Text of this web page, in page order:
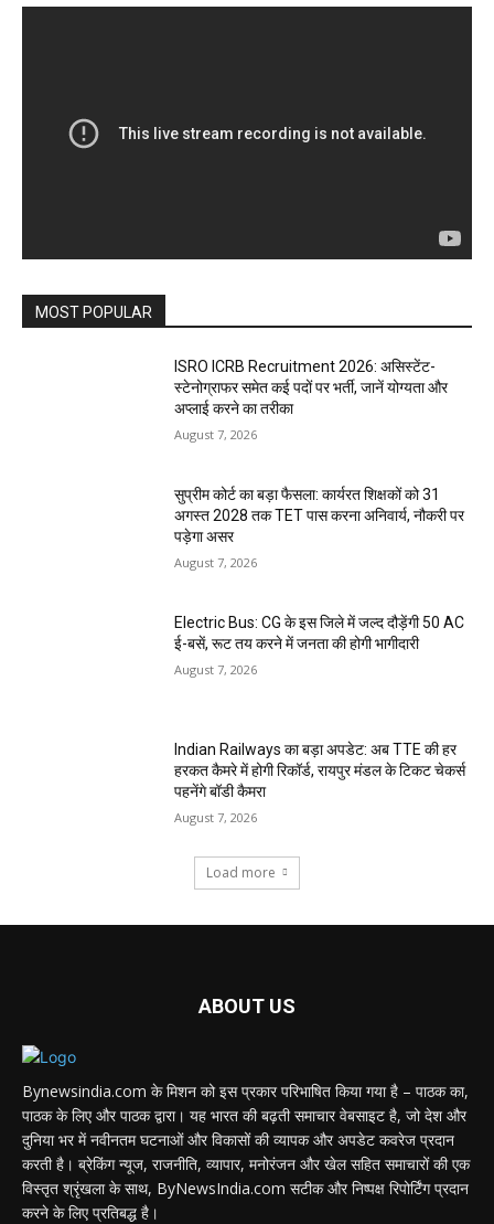
MOST POPULAR
ISRO ICRB Recruitment 2026: असिस्टेंट-
स्टेनोग्राफर समेत कई पदों पर भर्ती, जानें योग्यता और
अप्लाई करने का तरीका
August 7, 2026
सुप्रीम कोर्ट का बड़ा फैसला: कार्यरत शिक्षकों को 31
अगस्त 2028 तक TET पास करना अनिवार्य, नौकरी पर
पड़ेगा असर
August 7, 2026
Electric Bus: CG के इस जिले में जल्द दौड़ेंगी 50 AC
ई-बसें, रूट तय करने में जनता की होगी भागीदारी
August 7, 2026
Indian Railways का बड़ा अपडेट: अब TTE की हर
हरकत कैमरे में होगी रिकॉर्ड, रायपुर मंडल के टिकट चेकर्स
पहनेंगे बॉडी कैमरा
August 7, 2026
Load more
ABOUT US
Bynewsindia.com के मिशन को इस प्रकार परिभाषित किया गया है – पाठक का,
पाठक के लिए और पाठक द्वारा। यह भारत की बढ़ती समाचार वेबसाइट है, जो देश और
दुनिया भर में नवीनतम घटनाओं और विकासों की व्यापक और अपडेट कवरेज प्रदान
करती है। ब्रेकिंग न्यूज, राजनीति, व्यापार, मनोरंजन और खेल सहित समाचारों की एक
विस्तृत श्रृंखला के साथ, ByNewsIndia.com सटीक और निष्पक्ष रिपोर्टिंग प्रदान
करने के लिए प्रतिबद्ध है।